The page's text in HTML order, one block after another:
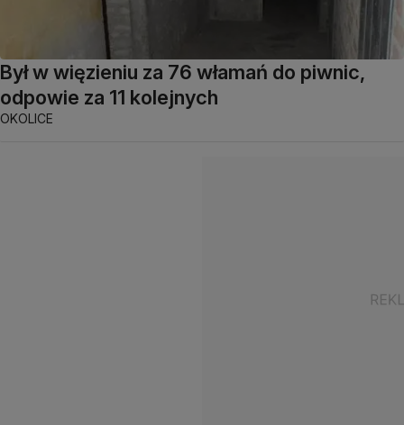
Był w więzieniu za 76 włamań do piwnic,
odpowie za 11 kolejnych
OKOLICE